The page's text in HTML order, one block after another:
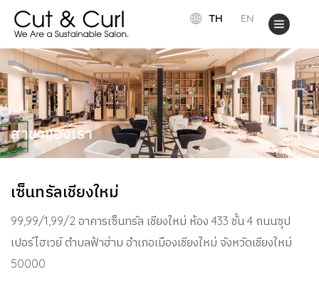
TH EN
สาขาของเรา
เซ็นทรัลเชียงใหม่
99,99/1,99/2 อาคารเซ็นทรัล เชียงใหม่ ห้อง 433 ชั้น 4 ถนนซุป
เปอร์ไฮเวย์ ตำบลฟ้าฮ่าม อำเภอเมืองเชียงใหม่ จังหวัดเชียงใหม่
50000